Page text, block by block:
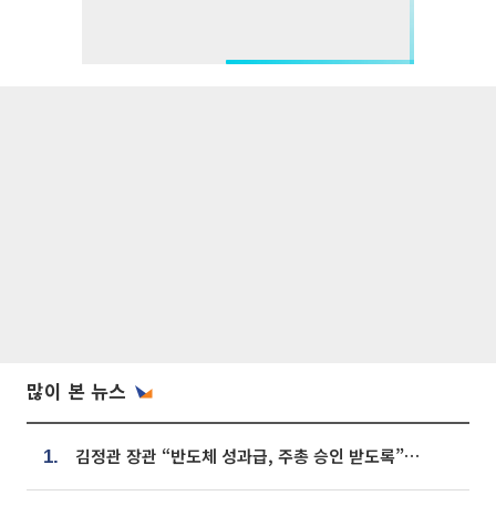
많이 본 뉴스
1. 김정관 장관 “반도체 성과급, 주총 승인 받도록”…상법·자본시장법 개정 시사